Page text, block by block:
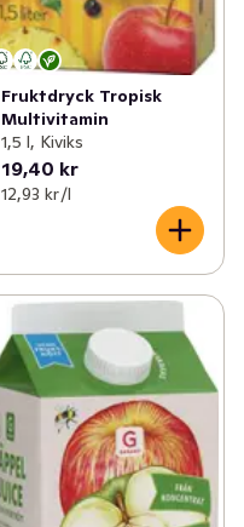
Fruktdryck Tropisk
Multivitamin
1,5 l, Kiviks
19,40 kr
12,93 kr /l